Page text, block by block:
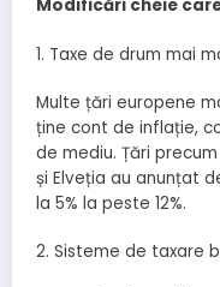
Modificări cheie
1. Taxe de drum mai
Multe țări europene
ține cont de inflație,
de mediu. Țări
și Elveția au anunțat
la 5% la peste 12%.
2. Sisteme de taxare